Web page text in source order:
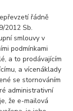
řádně
2012 Sb.
smlouvy v
podmínkami
a to prodávajícím
a vícenáklady
se stornováním
administrativní
že e-mailová